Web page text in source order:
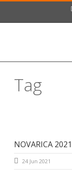
Tag
NOVARICA
24 Jun 2021